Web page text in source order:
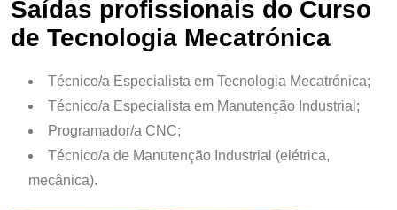
Saídas profissionais do Curso
de Tecnologia Mecatrónica
Técnico/a Especialista em Tecnologia Mecatrónica;
Técnico/a Especialista em Manutenção Industrial;
Programador/a CNC;
Técnico/a de Manutenção Industrial (elétrica,
mecânica).